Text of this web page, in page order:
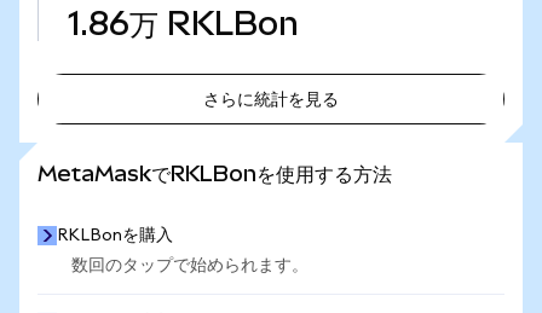
1.86万 RKLBon
さらに統計を見る
MetaMaskでRKLBonを使用する方法
RKLBonを購入
数回のタップで始められます。